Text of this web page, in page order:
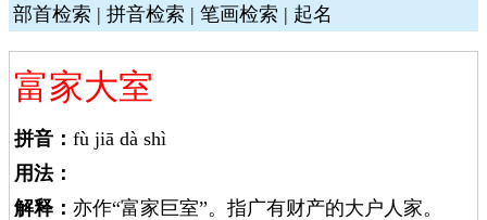
部首检索 | 拼音检索 | 笔画检索 | 起名
富家大室
拼音： fù jiā dà shì
用法：
解释： 亦作“富家巨室”。指广有财产的大户人家。